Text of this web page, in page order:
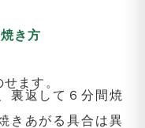
き方
ます。
裏返して６分間焼
きあがる具合は異